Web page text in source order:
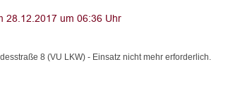
8 (VU LKW) - Einsatz nicht mehr erforderlich.